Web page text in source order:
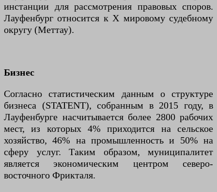
инстанции для рассмотрения правовых споров.
Лауфенбург относится к X мировому судебному
округу (Меттау).
Бизнес
Согласно статистическим данным о структуре
бизнеса (STATENT), собранным в 2015 году, в
Лауфенбурге насчитывается более 2800 рабочих
мест, из которых 4% приходится на сельское
хозяйство, 46% на промышленность и 50% на
сферу услуг. Таким образом, муниципалитет
является экономическим центром северо-
восточного Фрикталя.